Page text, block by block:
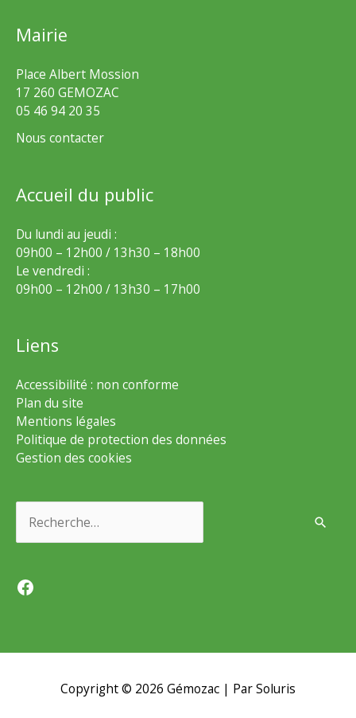
Mairie
Place Albert Mossion
17 260 GEMOZAC
05 46 94 20 35
Nous contacter
Accueil du public
Du lundi au jeudi :
09h00 – 12h00 / 13h30 – 18h00
Le vendredi :
09h00 – 12h00 / 13h30 – 17h00
Liens
Accessibilité : non conforme
Plan du site
Mentions légales
Politique de protection des données
Gestion des cookies
Facebook
Copyright © 2026 Gémozac | Par Soluris